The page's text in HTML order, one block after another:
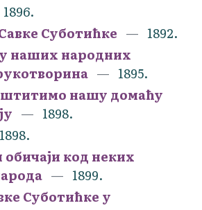
1896.
Суботићке
1892.
наших народних
1895.
нашу домаћу
1898.
1898.
обичаји код неких
1899.
Суботићке у